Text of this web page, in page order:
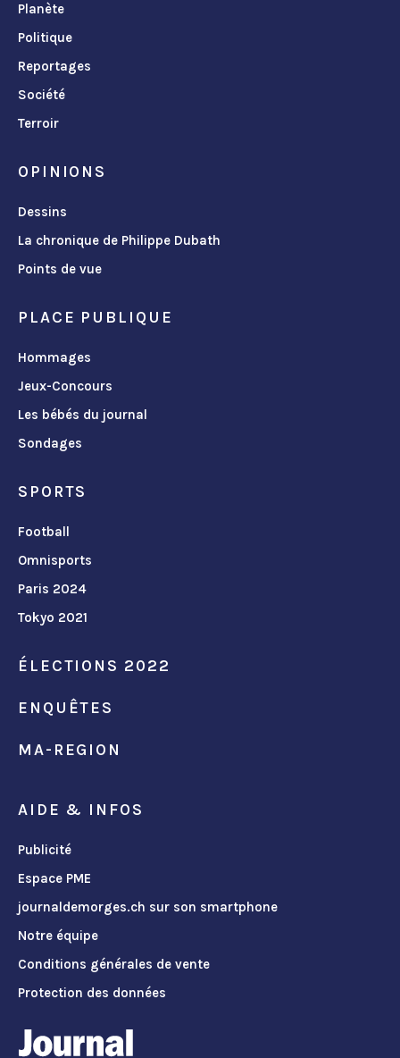
Planète
Politique
Reportages
Société
Terroir
OPINIONS
Dessins
La chronique de Philippe Dubath
Points de vue
PLACE PUBLIQUE
Hommages
Jeux-Concours
Les bébés du journal
Sondages
SPORTS
Football
Omnisports
Paris 2024
Tokyo 2021
ÉLECTIONS 2022
ENQUÊTES
MA-REGION
AIDE & INFOS
Publicité
Espace PME
journaldemorges.ch sur son smartphone
Notre équipe
Conditions générales de vente
Protection des données